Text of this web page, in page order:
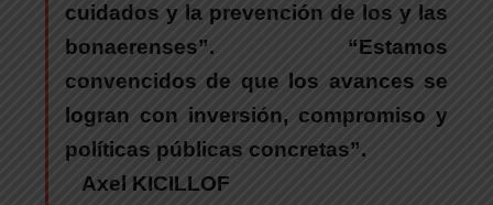
cuidados y la prevención de los y las
bonaerenses”. “Estamos
convencidos de que los avances se
logran con inversión, compromiso y
políticas públicas concretas”.
Axel KICILLOF